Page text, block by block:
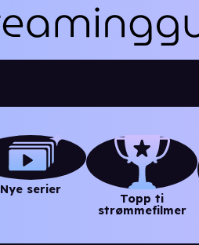
Nye serier
Topp ti
strømmefilmer